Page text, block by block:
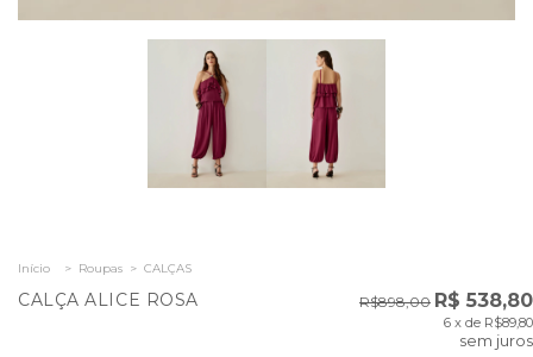
Início > Roupas > CALÇAS
CALÇA ALICE ROSA R$898,00 R$ 538,80
6 x de R$89,80
sem juros